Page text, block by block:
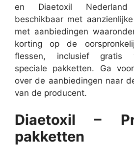
en Diaetoxil
beschikbaar met
met aanbiedingen
korting op de
flessen, inclusief gratis
speciale pakketten. Ga
over de aanbiedingen naar
van de producent.
Diaetoxil –
pakketten